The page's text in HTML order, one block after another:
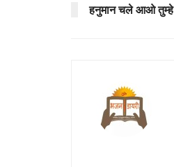
हनुमान चले आओ तुम्हे